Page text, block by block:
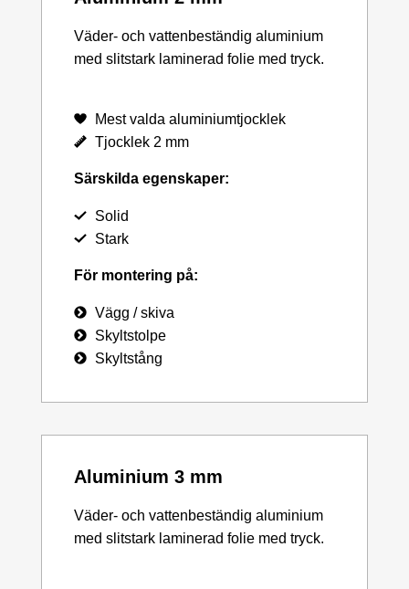
Väder- och vattenbeständig aluminium
med slitstark laminerad folie med tryck.
Mest valda aluminiumtjocklek
Tjocklek 2 mm
Särskilda egenskaper:
Solid
Stark
För montering på:
Vägg / skiva
Skyltstolpe
Skyltstång
Aluminium 3 mm
Väder- och vattenbeständig aluminium
med slitstark laminerad folie med tryck.